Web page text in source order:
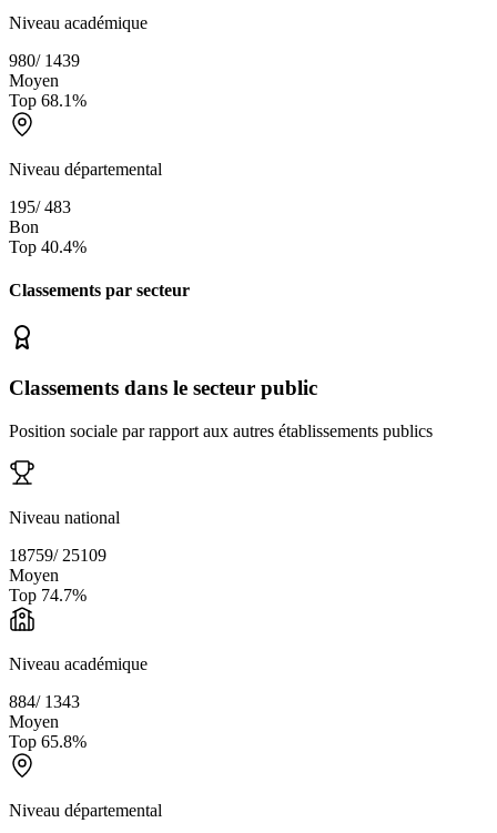
Niveau académique
980/ 1439
Moyen
Top 68.1%
Niveau départemental
195/483
Bon
Top 40.4%
Classements par secteur
Classements dans le secteur public
Position sociale par rapport aux autres établissements publics
Niveau national
18759/ 25109
Moyen
Top 74.7%
Niveau académique
884/ 1343
Moyen
Top 65.8%
Niveau départemental